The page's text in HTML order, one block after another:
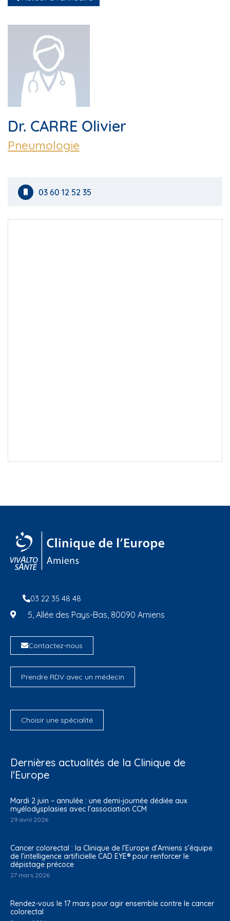
Dr. CARRE Olivier
Pneumologie
03 60 12 52 35
03 22 35 48 48
5, Allée des Pays-Bas, 80090 Amiens
Contactez-nous
Prendre RDV avec un médecin
Choisir une spécialité
Dernières actualités de la Clinique de
l'Europe
Mardi 2 juin – annulée : une demi-journée dédiée aux
myélodysplasies avec l’association CCM
29 avril 2026
Cancer colorectal : la Clinique de l’Europe d’Amiens s’équipe
de l’intelligence artificielle CAD EYE® pour renforcer le
dépistage précoce
27 mars 2026
Rendez-vous le 17 mars pour agir ensemble contre le cancer
colorectal